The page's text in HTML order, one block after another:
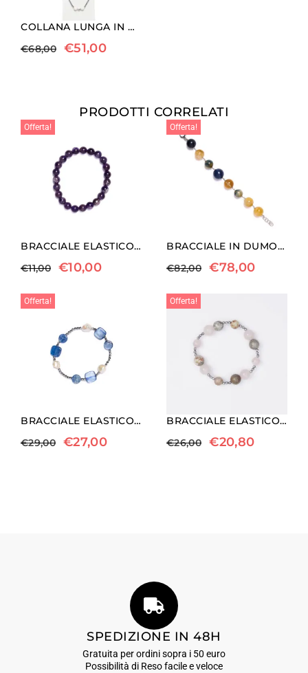
COLLANA LUNGA IN CORALLO BIANCO ED EMATITE RODIATA
€68,00 €51,00
PRODOTTI CORRELATI
Offerta!
BRACCIALE ELASTICO A SFERA IN AMETISTA
€11,00 €10,00
Offerta!
BRACCIALE IN DUMORTIERITE, OCCHIO DI FALCO ED EMATOIDE GIALLO
€82,00 €78,00
Offerta!
BRACCIALE ELASTICO IN EMATITE, PERLE E CIANITE
€29,00 €27,00
Offerta!
BRACCIALE ELASTICO IN EMATITE, QUARZO ROSA E CORALLO FOSSILE
€26,00 €20,80
SPEDIZIONE IN 48H
Gratuita per ordini sopra i 50 euro
Possibilità di Reso facile e veloce